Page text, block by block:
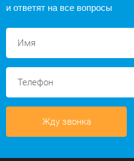
и ответят на все вопросы
Жду звонка